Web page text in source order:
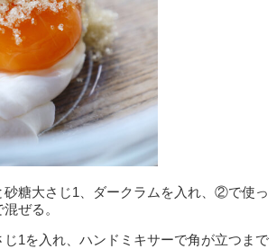
糖大さじ1、ダークラムを入れ、②で使っ
ぜる。
1を入れ、ハンドミキサーで角が立つまで